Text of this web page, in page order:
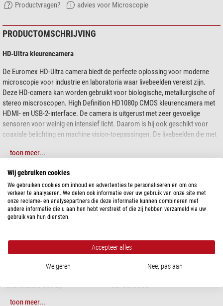
Productvragen? advies voor Microscopie
PRODUCTOMSCHRIJVING
HD-Ultra kleurencamera
De Euromex HD-Ultra camera biedt de perfecte oplossing voor moderne
microscopie voor industrie en laboratoria waar livebeelden vereist zijn.
Deze HD-camera kan worden gebruikt voor biologische, metallurgische of
stereo miscroscopen. High Definition HD1080p CMOS kleurencamera met
HDMI- en USB-2-interface. De camera is uitgerust met zeer gevoelige
sensoren voor weinig en intensief licht. Daarom is hij ook geschikt voor
coaxiale belichting en machine vision-toepassingen. De livebeelden die met
kleurweergave bij hoge beeldsnelheden tot 60 beelden per seconde. De HD-
de ingebouwde muissoftware of in een computergestuurde modus.
HOOGTEPUNTEN
• HD 1080p high-definition kleurencamera
• Te gebruiken met of zonder computer
• Geïntegreerde muissoftware
• HDMI, USB-2 en SD-geheugenkaart
toon meer...
SPECIFICATIES
Capaciteit
Sensor size (mm)
Resolutie foto
3264 x 1836
Resolutie video
1280 x 720
Uitbreidbare opslag
SD-Card 8Gb
toon meer...
Wij gebruiken cookies
We gebruiken cookies om inhoud en advertenties te personaliseren en om ons
verkeer te analyseren. We delen ook informatie over uw gebruik van onze site met
onze reclame- en analysepartners die deze informatie kunnen combineren met
andere informatie die u aan hen hebt verstrekt of die zij hebben verzameld via uw
gebruik van hun diensten.
Accepteer alles
Weigeren Nee, pas aan